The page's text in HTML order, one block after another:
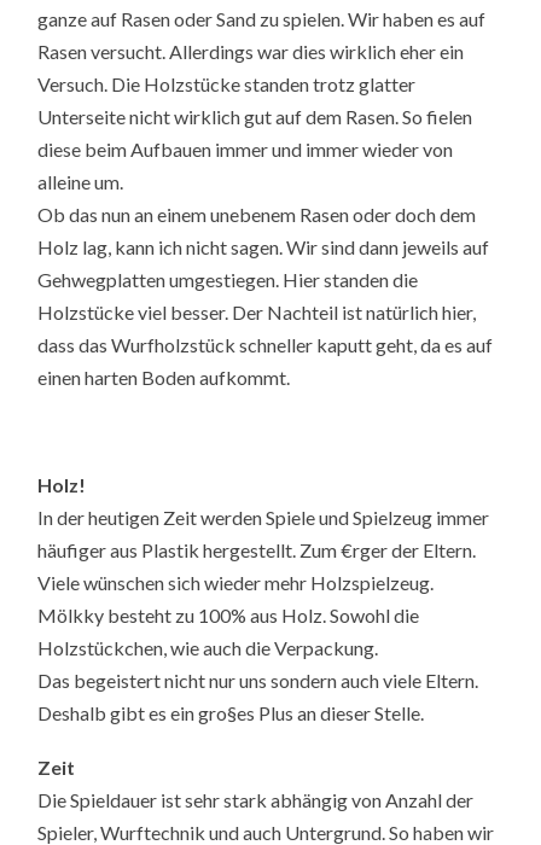
ganze auf Rasen oder Sand zu spielen. Wir haben es auf
Rasen versucht. Allerdings war dies wirklich eher ein
Versuch. Die Holzstücke standen trotz glatter
Unterseite nicht wirklich gut auf dem Rasen. So fielen
diese beim Aufbauen immer und immer wieder von
alleine um.
Ob das nun an einem unebenem Rasen oder doch dem
Holz lag, kann ich nicht sagen. Wir sind dann jeweils auf
Gehwegplatten umgestiegen. Hier standen die
Holzstücke viel besser. Der Nachteil ist natürlich hier,
dass das Wurfholzstück schneller kaputt geht, da es auf
einen harten Boden aufkommt.
Holz!
In der heutigen Zeit werden Spiele und Spielzeug immer
häufiger aus Plastik hergestellt. Zum €rger der Eltern.
Viele wünschen sich wieder mehr Holzspielzeug.
Mölkky besteht zu 100% aus Holz. Sowohl die
Holzstückchen, wie auch die Verpackung.
Das begeistert nicht nur uns sondern auch viele Eltern.
Deshalb gibt es ein gro§es Plus an dieser Stelle.
Zeit
Die Spieldauer ist sehr stark abhängig von Anzahl der
Spieler, Wurftechnik und auch Untergrund. So haben wir